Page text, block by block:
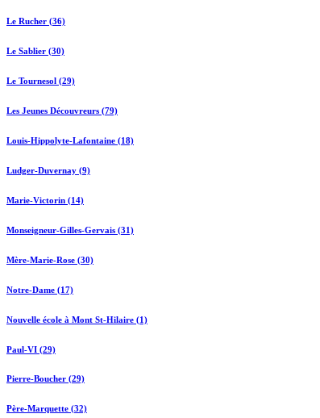
Le Rucher (36)
Le Sablier (30)
Le Tournesol (29)
Les Jeunes Découvreurs (79)
Louis-Hippolyte-Lafontaine (18)
Ludger-Duvernay (9)
Marie-Victorin (14)
Monseigneur-Gilles-Gervais (31)
Mère-Marie-Rose (30)
Notre-Dame (17)
Nouvelle école à Mont St-Hilaire (1)
Paul-VI (29)
Pierre-Boucher (29)
Père-Marquette (32)